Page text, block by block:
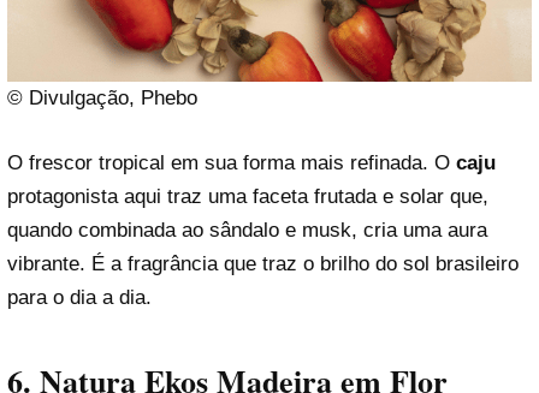
© Divulgação, Phebo
O frescor tropical em sua forma mais refinada. O caju
protagonista aqui traz uma faceta frutada e solar que,
quando combinada ao sândalo e musk, cria uma aura
vibrante. É a fragrância que traz o brilho do sol brasileiro
para o dia a dia.
6. Natura Ekos Madeira em Flor